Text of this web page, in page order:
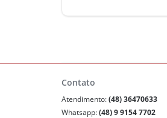
Contato
Atendimento:(48) 36470633
Whatsapp:(48) 9 9154 7702